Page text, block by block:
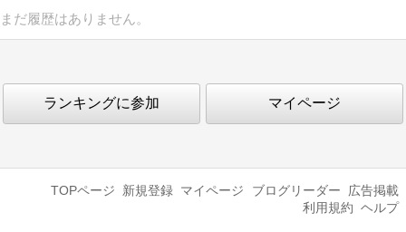
まだ履歴はありません。
ランキングに参加 マイページ
TOPページ 新規登録 マイページ ブログリーダー
広告掲載
利用規約 ヘルプ